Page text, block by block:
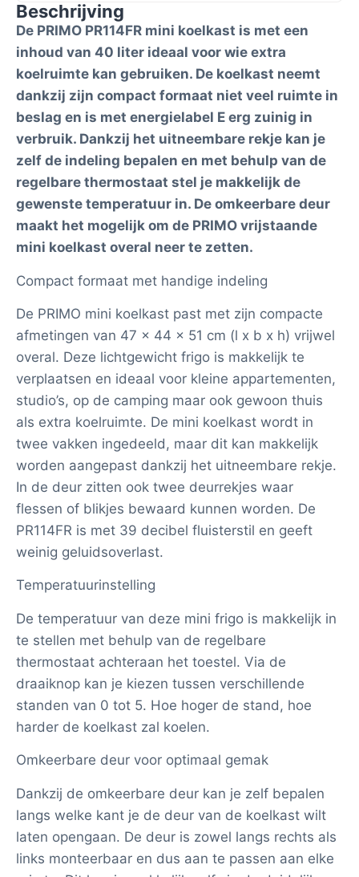
Beschrijving
De PRIMO PR114FR mini koelkast is met een
inhoud van 40 liter ideaal voor wie extra
koelruimte kan gebruiken. De koelkast neemt
dankzij zijn compact formaat niet veel ruimte in
beslag en is met energielabel E erg zuinig in
verbruik. Dankzij het uitneembare rekje kan je
zelf de indeling bepalen en met behulp van de
regelbare thermostaat stel je makkelijk de
gewenste temperatuur in. De omkeerbare deur
maakt het mogelijk om de PRIMO vrijstaande
mini koelkast overal neer te zetten.
Compact formaat met handige indeling
De PRIMO mini koelkast past met zijn compacte
afmetingen van 47 x 44 x 51 cm (l x b x h) vrijwel
overal. Deze lichtgewicht frigo is makkelijk te
verplaatsen en ideaal voor kleine appartementen,
studio’s, op de camping maar ook gewoon thuis
als extra koelruimte. De mini koelkast wordt in
twee vakken ingedeeld, maar dit kan makkelijk
worden aangepast dankzij het uitneembare rekje.
In de deur zitten ook twee deurrekjes waar
flessen of blikjes bewaard kunnen worden. De
PR114FR is met 39 decibel fluisterstil en geeft
weinig geluidsoverlast.
Temperatuurinstelling
De temperatuur van deze mini frigo is makkelijk in
te stellen met behulp van de regelbare
thermostaat achteraan het toestel. Via de
draaiknop kan je kiezen tussen verschillende
standen van 0 tot 5. Hoe hoger de stand, hoe
harder de koelkast zal koelen.
Omkeerbare deur voor optimaal gemak
Dankzij de omkeerbare deur kan je zelf bepalen
langs welke kant je de deur van de koelkast wilt
laten opengaan. De deur is zowel langs rechts als
links monteerbaar en dus aan te passen aan elke